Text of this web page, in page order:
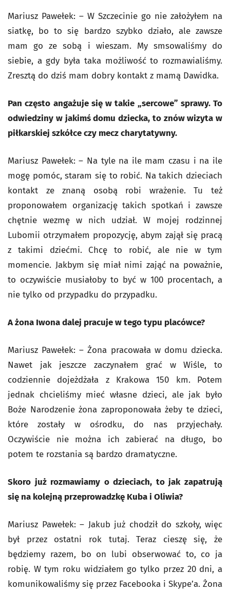
Mariusz Pawełek: – W Szczecinie go nie założyłem na
siatkę, bo to się bardzo szybko działo, ale zawsze
mam go ze sobą i wieszam. My smsowaliśmy do
siebie, a gdy była taka możliwość to rozmawialiśmy.
Zresztą do dziś mam dobry kontakt z mamą Dawidka.
Pan często angażuje się w takie „sercowe” sprawy. To
odwiedziny w jakimś domu dziecka, to znów wizyta w
piłkarskiej szkółce czy mecz charytatywny.
Mariusz Pawełek: – Na tyle na ile mam czasu i na ile
mogę pomóc, staram się to robić. Na takich dzieciach
kontakt ze znaną osobą robi wrażenie. Tu też
proponowałem organizację takich spotkań i zawsze
chętnie wezmę w nich udział. W mojej rodzinnej
Lubomii otrzymałem propozycję, abym zajął się pracą
z takimi dziećmi. Chcę to robić, ale nie w tym
momencie. Jakbym się miał nimi zająć na poważnie,
to oczywiście musiałoby to być w 100 procentach, a
nie tylko od przypadku do przypadku.
A żona Iwona dalej pracuje w tego typu placówce?
Mariusz Pawełek: – Żona pracowała w domu dziecka.
Nawet jak jeszcze zaczynałem grać w Wiśle, to
codziennie dojeżdżała z Krakowa 150 km. Potem
jednak chcieliśmy mieć własne dzieci, ale jak było
Boże Narodzenie żona zaproponowała żeby te dzieci,
które zostały w ośrodku, do nas przyjechały.
Oczywiście nie można ich zabierać na długo, bo
potem te rozstania są bardzo dramatyczne.
Skoro już rozmawiamy o dzieciach, to jak zapatrują
się na kolejną przeprowadzkę Kuba i Oliwia?
Mariusz Pawełek: – Jakub już chodził do szkoły, więc
był przez ostatni rok tutaj. Teraz cieszę się, że
będziemy razem, bo on lubi obserwować to, co ja
robię. W tym roku widziałem go tylko przez 20 dni, a
komunikowaliśmy się przez Facebooka i Skype’a. Żona